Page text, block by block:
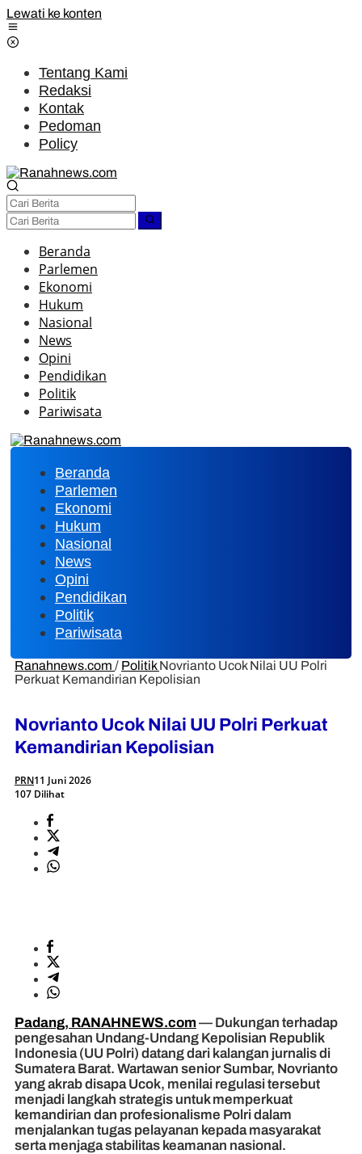
Lewati ke konten
Tentang Kami
Redaksi
Kontak
Pedoman
Policy
Beranda
Parlemen
Ekonomi
Hukum
Nasional
News
Opini
Pendidikan
Politik
Pariwisata
Beranda
Parlemen
Ekonomi
Hukum
Nasional
News
Opini
Pendidikan
Politik
Pariwisata
Ranahnews.com / Politik Novrianto Ucok Nilai UU Polri
Perkuat Kemandirian Kepolisian
Novrianto Ucok Nilai UU Polri Perkuat
Kemandirian Kepolisian
PRN11 Juni 2026
107 Dilihat
Padang, RANAHNEWS.com— Dukungan terhadap
pengesahan Undang-Undang Kepolisian Republik
Indonesia (UU Polri) datang dari kalangan jurnalis di
Sumatera Barat. Wartawan senior Sumbar, Novrianto
yang akrab disapa Ucok, menilai regulasi tersebut
menjadi langkah strategis untuk memperkuat
kemandirian dan profesionalisme Polri dalam
menjalankan tugas pelayanan kepada masyarakat
serta menjaga stabilitas keamanan nasional.